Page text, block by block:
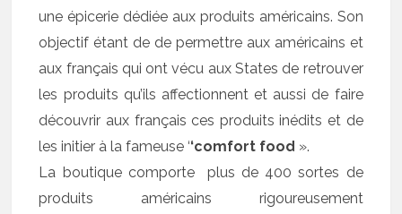
une épicerie dédiée aux produits américains. Son
objectif étant de de permettre aux américains et
aux français qui ont vécu aux States de retrouver
les produits qu’ils affectionnent et aussi de faire
découvrir aux français ces produits inédits et de
les initier à la fameuse ‘‘comfort food ».
La boutique comporte plus de 400 sortes de
produits américains rigoureusement